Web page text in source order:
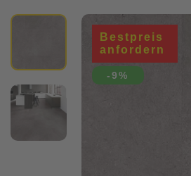
Bestpreis
anfordern
-9%